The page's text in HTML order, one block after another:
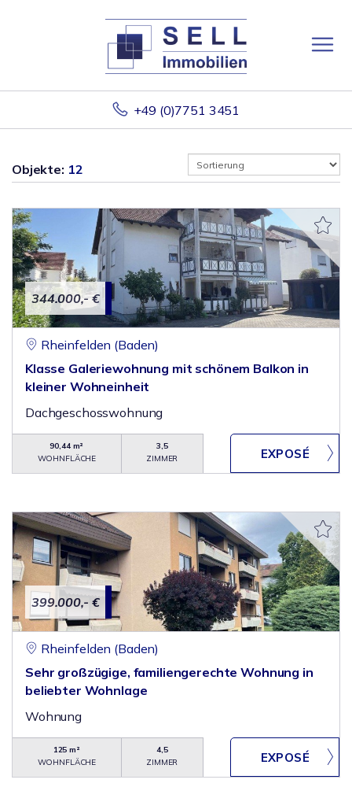
+49 (0)7751 3451
Objekte: 12
344.000,- €
Rheinfelden (Baden)
Klasse Galeriewohnung mit schönem Balkon in
kleiner Wohneinheit
Dachgeschosswohnung
90,44 m²
WOHNFLÄCHE
3,5
ZIMMER
399.000,- €
Rheinfelden (Baden)
Sehr großzügige, familiengerechte Wohnung in
beliebter Wohnlage
Wohnung
125 m²
WOHNFLÄCHE
4,5
ZIMMER